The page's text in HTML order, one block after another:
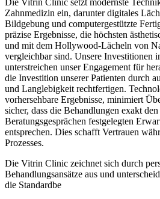
Zahnmedizin ein, darunter digitales
Bildgebung und computergestützte
präzise Ergebnisse, die höchsten
und mit dem Hollywood-Lächeln von
vergleichbar sind. Unsere Investitionen
unterstreichen unser Engagement für
die Investition unserer Patienten durch
und Langlebigkeit rechtfertigen.
vorhersehbare Ergebnisse, minimiert
sicher, dass die Behandlungen exakt
Beratungsgesprächen festgelegten
entsprechen. Dies schafft Vertrauen
Prozesses.
Die Vitrin Clinic zeichnet sich durch
Behandlungsansätze aus und
die Standardbe